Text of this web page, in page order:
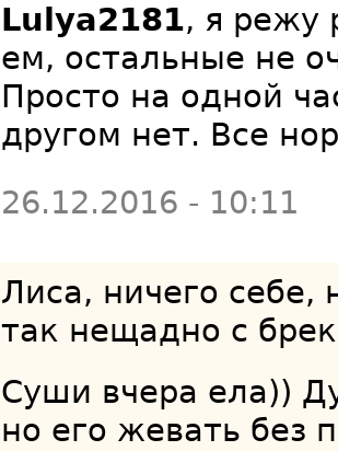
Lulya2181, я режу
ем, остальные не
Просто на одной
другом нет. Все
26.12.2016 - 10:11
Лиса, ничего себе,
так нещадно с
Суши вчера ела))
но его жевать без